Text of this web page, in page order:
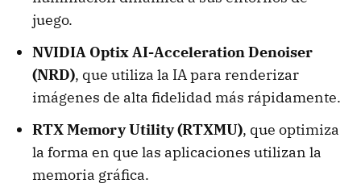
juego.
NVIDIA Optix AI-Acceleration Denoiser
(NRD), que utiliza la IA para renderizar
imágenes de alta fidelidad más rápidamente.
RTX Memory Utility (RTXMU), que optimiza
la forma en que las aplicaciones utilizan la
memoria gráfica.